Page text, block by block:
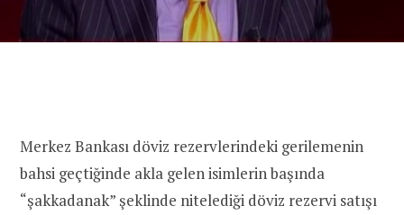
Merkez Bankası döviz rezervlerindeki gerilemenin
bahsi geçtiğinde akla gelen isimlerin başında
“şakkadanak” şeklinde nitelediği döviz rezervi satışı